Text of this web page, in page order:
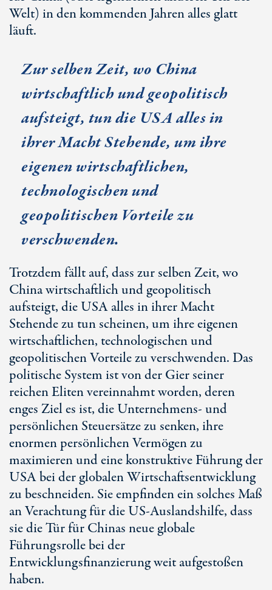
Welt) in den kommenden Jahren alles glatt
läuft.
Zur selben Zeit, wo China
wirtschaftlich und geopolitisch
aufsteigt, tun die USA alles in
ihrer Macht Stehende, um ihre
eigenen wirtschaftlichen,
technologischen und
geopolitischen Vorteile zu
verschwenden.
Trotzdem fällt auf, dass zur selben Zeit, wo
China wirtschaftlich und geopolitisch
aufsteigt, die USA alles in ihrer Macht
Stehende zu tun scheinen, um ihre eigenen
wirtschaftlichen, technologischen und
geopolitischen Vorteile zu verschwenden. Das
politische System ist von der Gier seiner
reichen Eliten vereinnahmt worden, deren
enges Ziel es ist, die Unternehmens- und
persönlichen Steuersätze zu senken, ihre
enormen persönlichen Vermögen zu
maximieren und eine konstruktive Führung der
USA bei der globalen Wirtschaftsentwicklung
zu beschneiden. Sie empfinden ein solches Maß
an Verachtung für die US-Auslandshilfe, dass
sie die Tür für Chinas neue globale
Führungsrolle bei der
Entwicklungsfinanzierung weit aufgestoßen
haben.